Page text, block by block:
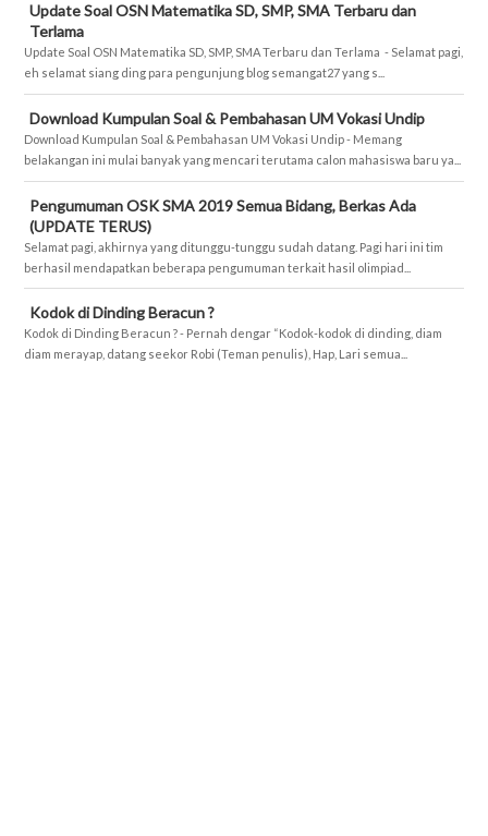
Update Soal OSN Matematika SD, SMP, SMA Terbaru dan
Terlama
Update Soal OSN Matematika SD, SMP, SMA Terbaru dan Terlama - Selamat pagi,
eh selamat siang ding para pengunjung blog semangat27 yang s...
Download Kumpulan Soal & Pembahasan UM Vokasi Undip
Download Kumpulan Soal & Pembahasan UM Vokasi Undip - Memang
belakangan ini mulai banyak yang mencari terutama calon mahasiswa baru ya...
Pengumuman OSK SMA 2019 Semua Bidang, Berkas Ada
(UPDATE TERUS)
Selamat pagi, akhirnya yang ditunggu-tunggu sudah datang. Pagi hari ini tim
berhasil mendapatkan beberapa pengumuman terkait hasil olimpiad...
Kodok di Dinding Beracun ?
Kodok di Dinding Beracun ? - Pernah dengar “Kodok-kodok di dinding, diam
diam merayap, datang seekor Robi (Teman penulis), Hap, Lari semua...